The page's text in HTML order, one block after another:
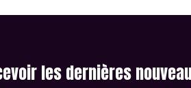
les dernières